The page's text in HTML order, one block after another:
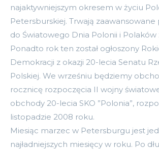
najaktywniejszym okresem w życiu
Petersburskiej. Trwają
do Światowego Dnia Polonii i Polaków
Ponadto rok ten został ogłoszony
Demokracji z okazji 20-lecia Senatu
Polskiej. We wrześniu będziemy
rocznicę rozpoczęcia II wojny
obchody 20-lecia SKO ”Polonia”,
listopadzie 2008 roku.
Miesiąc marzec w Petersburgu jest
najładniejszych miesięcy w roku. Po